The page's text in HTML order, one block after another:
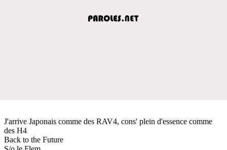
J'arrive Japonais comme des RAV4, cons' plein d'essence comme
des H4
Back to the Future